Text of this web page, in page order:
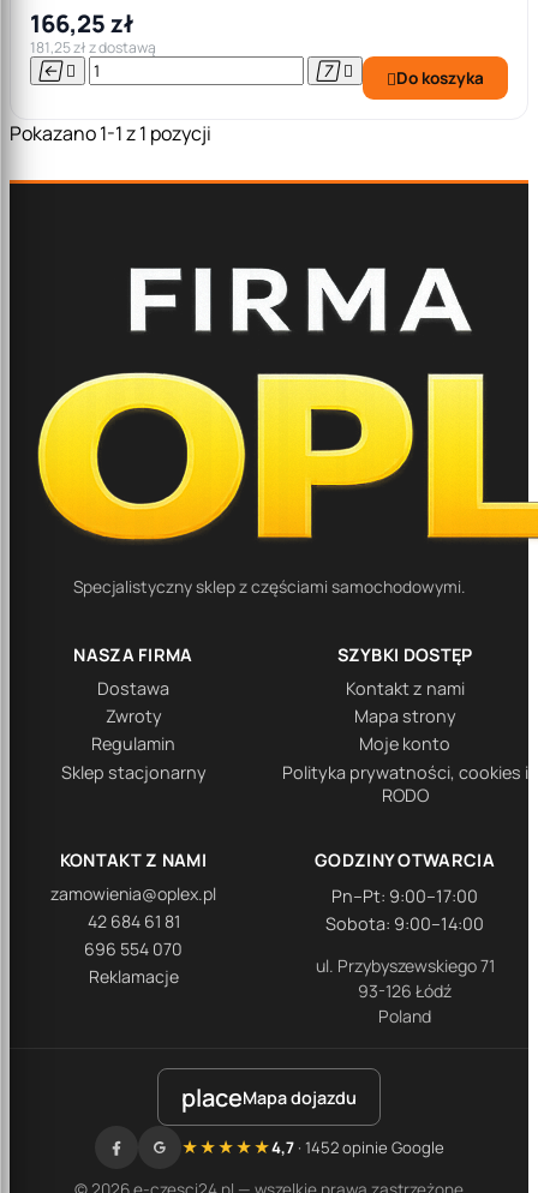
166,25 zł
181,25 zł z dostawą
    Do koszyka
Pokazano 1-1 z 1 pozycji
Specjalistyczny sklep z częściami samochodowymi.
NASZA FIRMA
Dostawa
Zwroty
Regulamin
Sklep stacjonarny
SZYBKI DOSTĘP
Kontakt z nami
Mapa strony
Moje konto
Polityka prywatności, cookies i
RODO
KONTAKT Z NAMI
zamowienia@oplex.pl
42 684 61 81
696 554 070
Reklamacje
GODZINY OTWARCIA
Pn–Pt: 9:00–17:00
Sobota: 9:00–14:00
ul. Przybyszewskiego 71
93-126 Łódź
Poland
placeMapa dojazdu
★★★★★4,7· 1452 opinie Google